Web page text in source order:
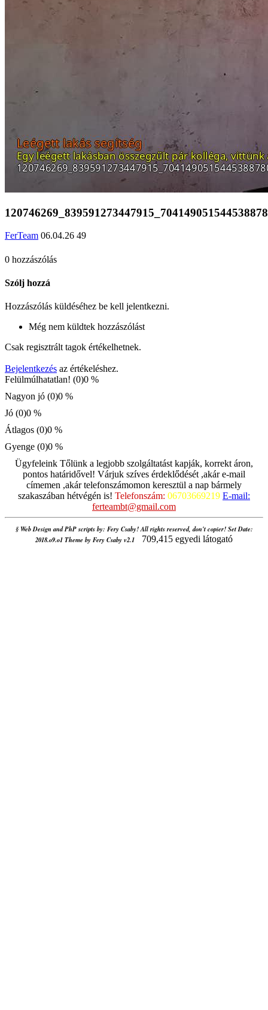
FerTeam 06.04.26 49
0 hozzászólás
Szólj hozzá
Hozzászólás küldéséhez be kell jelentkezni.
Még nem küldtek hozzászólást
Csak regisztrált tagok értékelhetnek.
Bejelentkezés az értékeléshez.
Felülmúlhatatlan! (0)0 %
Nagyon jó (0)0 %
Jó (0)0 %
Átlagos (0)0 %
Gyenge (0)0 %
Ügyfeleink Tőlünk a legjobb szolgáltatást kapják, korrekt áron,
pontos határidővel! Várjuk szíves érdeklődését ,akár e-mail
címemen ,akár telefonszámomon keresztül a nap bármely
szakaszában hétvégén is! Telefonszám: 06703669219 E-mail:
ferteambt@gmail.com
§ Web Design and PhP scripts by: Fery Csaby! All rights reserved, don't copier! Set Date:
2018.o9.o1 Theme by Fery Csaby v2.1 709,415 egyedi látogató